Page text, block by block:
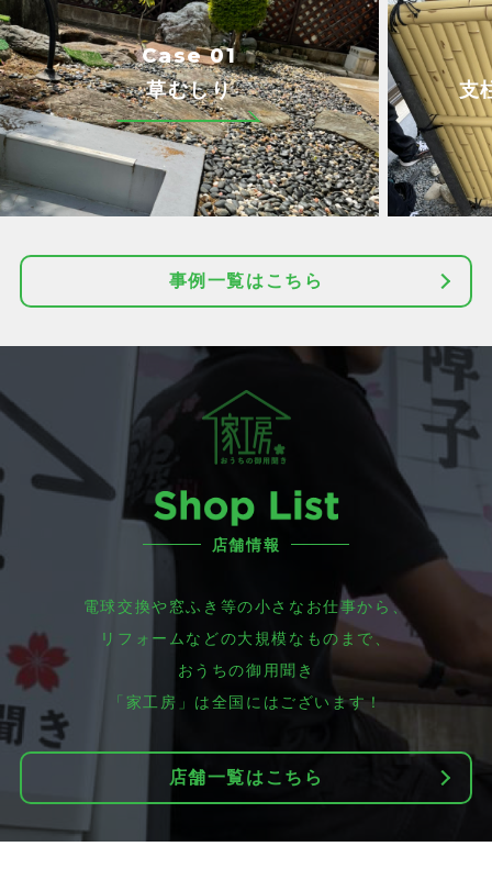
Case 01
草むしり 支
事例一覧はこちら
店舗情報
電球交換や窓ふき等の小さなお仕事から、
リフォームなどの大規模なものまで、
おうちの御用聞き
「家工房」は全国にはございます！
店舗一覧はこちら